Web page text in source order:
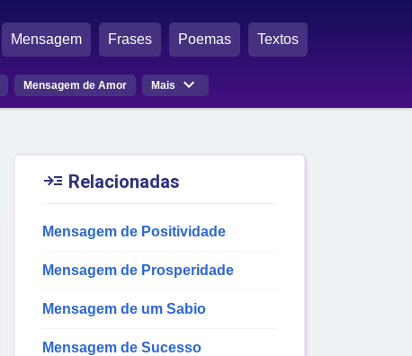
Mensagem Frases Poemas Textos
Mensagem de Amor Mais 
 Relacionadas
Mensagem de Positividade
Mensagem de Prosperidade
Mensagem de um Sabio
Mensagem de Sucesso